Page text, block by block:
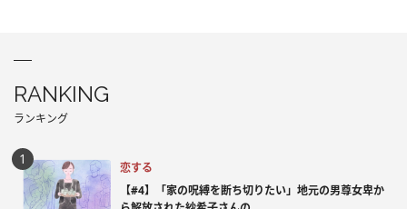
RANKING
ランキング
恋する
【#4】「家の呪縛を断ち切りたい」地元の男尊女卑か